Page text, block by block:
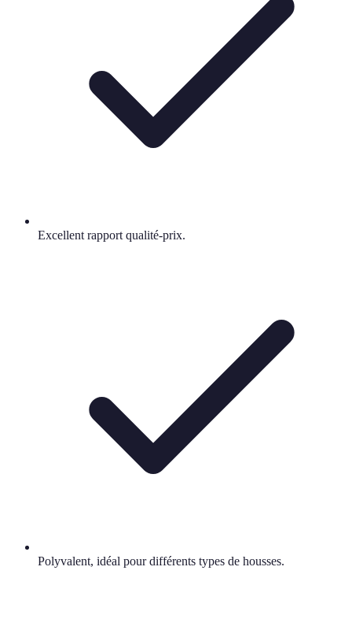
Excellent rapport qualité-prix.
Polyvalent, idéal pour différents types de housses.